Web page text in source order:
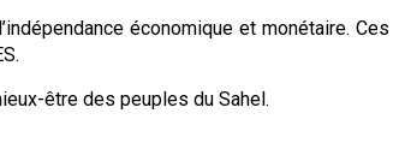
économique et monétaire. Ces
être des peuples du Sahel.